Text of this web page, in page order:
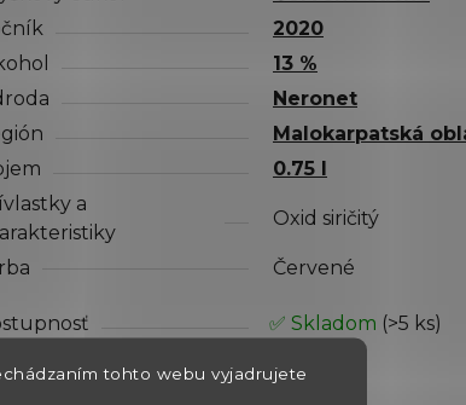
tohto webu vyjadrujete
2020
13 %
Neronet
Malokarpatská
0.75 l
a
Oxid siričitý
Červené
✅ Skladom (>5 ks)